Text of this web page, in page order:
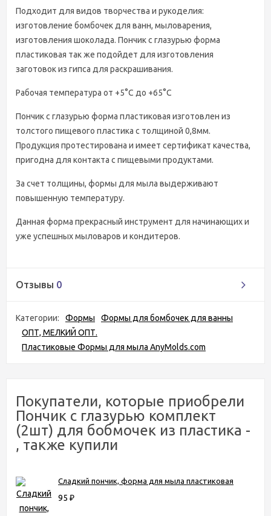
Подходит для видов творчества и рукоделия:
изготовление бомбочек для ванн, мыловарения,
изготовления шоколада. Пончик с глазурью форма
пластиковая так же подойдет для изготовления
заготовок из гипса для раскрашивания.
Рабочая температура от +5°C до +65°C
Пончик с глазурью форма пластиковая изготовлен из
толстого пищевого пластика с толщиной 0,8мм.
Продукция протестирована и имеет сертификат качества,
пригодна для контакта с пищевыми продуктами.
За счет толщины, формы для мыла выдерживают
повышенную температуру.
Данная форма прекрасный инструмент для начинающих и
уже успешных мыловаров и кондитеров.
Отзывы 0
Категории: Формы
Формы для бомбочек для ванны
ОПТ, МЕЛКИЙ ОПТ.
Пластиковые Формы для мыла AnyMolds.com
Покупатели, которые приобрели
Пончик с глазурью комплект
(2шт) для бобмочек из пластика -
, также купили
Сладкий пончик, форма для мыла пластиковая
95 ₽